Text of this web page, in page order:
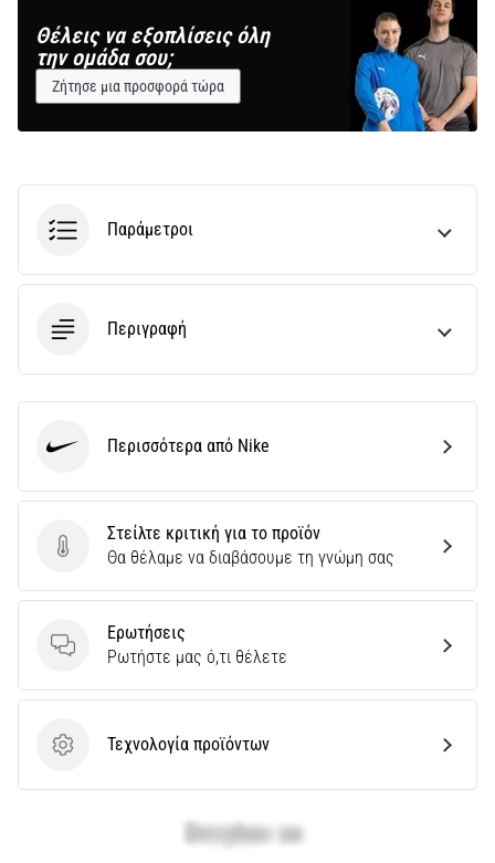
Θέλεις να εξοπλίσεις όλη
την ομάδα σου;
Ζήτησε μια προσφορά τώρα
Παράμετροι
Περιγραφή
Στείλτε κριτική για το προϊόν
Στείλτε κριτική για το προϊόν
Θα θέλαμε να διαβάσουμε τη γνώμη σας
Ερωτήσεις
Ερωτήσεις
Ρωτήστε μας ό,τι θέλετε
Τεχνολογία προϊόντων
Τεχνολογία προϊόντων
Περισσότερα από Nike